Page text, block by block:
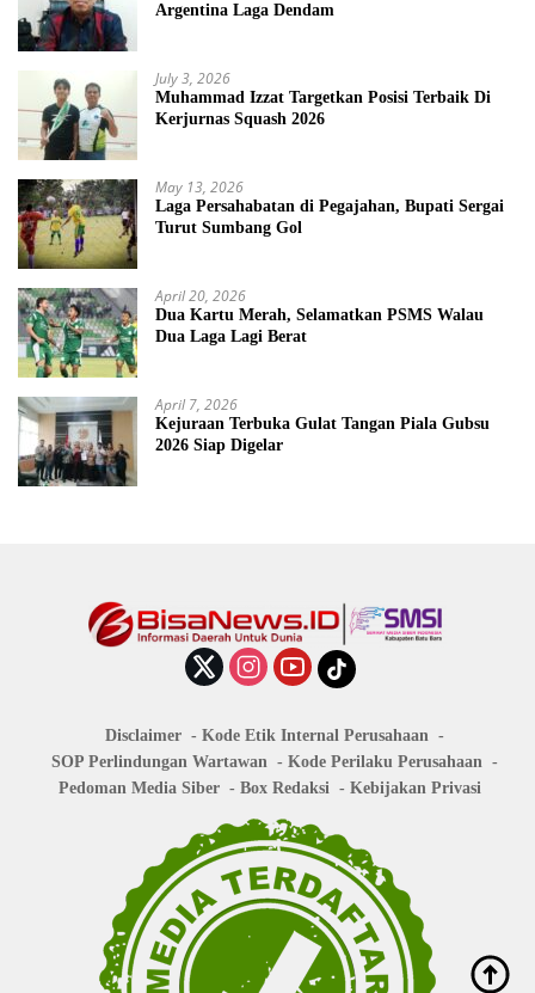
Argentina Laga Dendam
July 3, 2026
Muhammad Izzat Targetkan Posisi Terbaik Di
Kerjurnas Squash 2026
May 13, 2026
Laga Persahabatan di Pegajahan, Bupati Sergai
Turut Sumbang Gol
April 20, 2026
Dua Kartu Merah, Selamatkan PSMS Walau
Dua Laga Lagi Berat
April 7, 2026
Kejuraan Terbuka Gulat Tangan Piala Gubsu
2026 Siap Digelar
Disclaimer
Kode Etik Internal Perusahaan
SOP Perlindungan Wartawan
Kode Perilaku Perusahaan
Pedoman Media Siber
Box Redaksi Kebijakan Privasi